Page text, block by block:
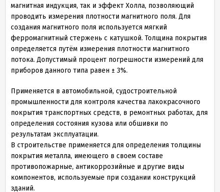
магнитная индукция, так и эффект Холла, позволяющий
проводить измерения плотности магнитного поля. Для
создания магнитного поля используется мягкий
ферромагнитный стержень с катушкой. Толщина покрытия
определяется путём измерения плотности магнитного
потока. Допустимый процент погрешности измерений для
приборов данного типа равен ± 3%.
Применяется в автомобильной, судостроительной
промышленности для контроля качества лакокрасочного
покрытия транспортных средств, в ремонтных работах, для
определения состояния кузова или обшивки по
результатам эксплуатации.
В строительстве применяется для определения толщины
покрытия металла, имеющего в своем составе
противопожарные, антикоррозийные и другие виды
компонентов, используемые при создании конструкций
зданий.